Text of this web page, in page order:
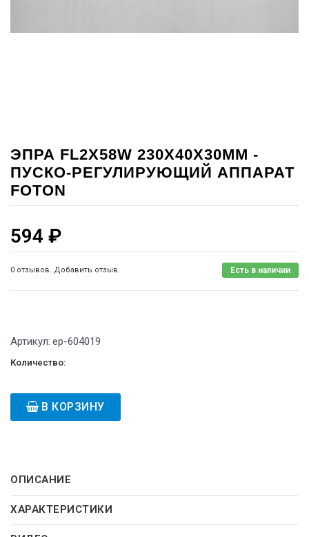
ЭПРА FL2Х58W 230X40X30MM -
ПУСКО-РЕГУЛИРУЮЩИЙ АППАРАТ
FOTON
594 ₽
0 отзывов. Добавить отзыв. Есть в наличии
Артикул: ep-604019
Количество:
В КОРЗИНУ
ОПИСАНИЕ
ХАРАКТЕРИСТИКИ